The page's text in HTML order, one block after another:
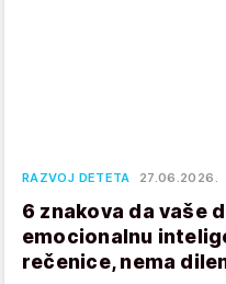
RAZVOJ DETETA 27.06.2026.
6 znakova da vaše
emocionalnu
rečenice, nema